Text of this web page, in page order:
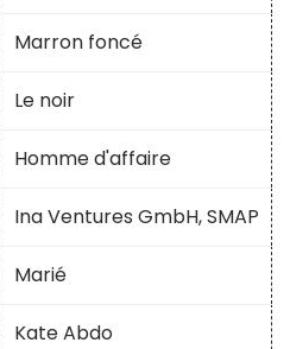
Marron foncé
Le noir
Homme d'affaire
Ina Ventures GmbH, SMAP
Marié
Kate Abdo